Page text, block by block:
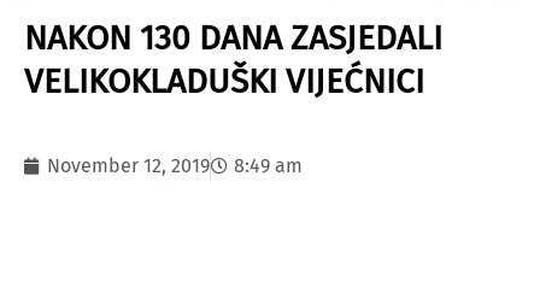
NAKON 130 DANA ZASJEDALI
VELIKOKLADUŠKI VIJEĆNICI
November 12, 2019 8:49 am